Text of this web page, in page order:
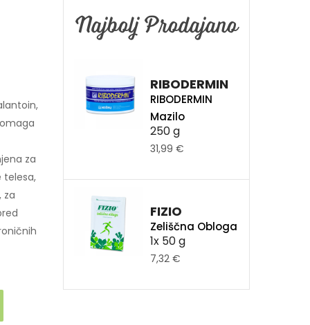
za
telesa,
za
Najbolj Prodajano
RIBODERMIN
RIBODERMIN
Mazilo
250 g
31,99 €
FIZIO
Zeliščna Obloga
1x 50 g
7,32 €